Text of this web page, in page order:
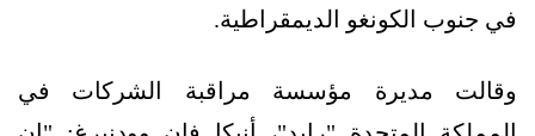
في جنوب الكونغو الديمقراطية.
وقالت مديرة مؤسسة مراقبة الشركات في